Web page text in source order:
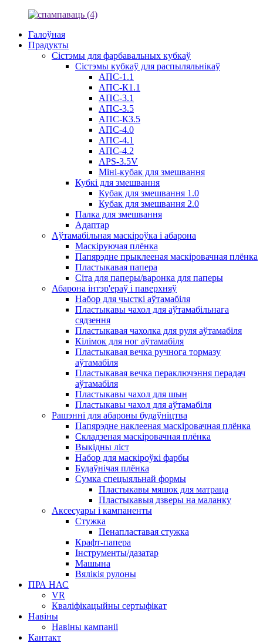
Галоўная
Прадукты
Сістэмы для фарбавальных кубкаў
Сістэмы кубкаў для распыляльнікаў
АПС-1.1
АПС-К1.1
АПС-3.1
АПС-3.5
АПС-К3.5
АПС-4.0
АПС-4.1
АПС-4.2
APS-3.5V
Міні-кубак для змешвання
Кубкі для змешвання
Кубак для змешвання 1.0
Кубак для змешвання 2.0
Палка для змешвання
Адаптар
Аўтамабільная маскіроўка і абарона
Маскіруючая плёнка
Папярэдне прыклееная маскіровачная плёнка
Пластыкавая папера
Сіта для паперы/варонка для паперы
Абарона інтэр'ераў і паверхняў
Набор для чысткі аўтамабіля
Пластыкавы чахол для аўтамабільнага
сядзення
Пластыкавая чахолка для руля аўтамабіля
Кілімок для ног аўтамабіля
Пластыкавая вечка ручнога тормазу
аўтамабіля
Пластыкавая вечка пераключэння перадач
аўтамабіля
Пластыкавы чахол для шын
Пластыкавы чахол для аўтамабіля
Рашэнні для абароны будаўніцтва
Папярэдне наклееная маскіровачная плёнка
Складзеная маскіровачная плёнка
Выкідны ліст
Набор для маскіроўкі фарбы
Будаўнічая плёнка
Сумка спецыяльнай формы
Пластыкавы мяшок для матраца
Пластыкавыя дзверы на маланку
Аксесуары і кампаненты
Стужка
Пенапластавая стужка
Крафт-папера
Інструменты/дазатар
Машына
Вялікія рулоны
ПРА НАС
VR
Кваліфікацыйны сертыфікат
Навіны
Навіны кампаніі
Кантакт